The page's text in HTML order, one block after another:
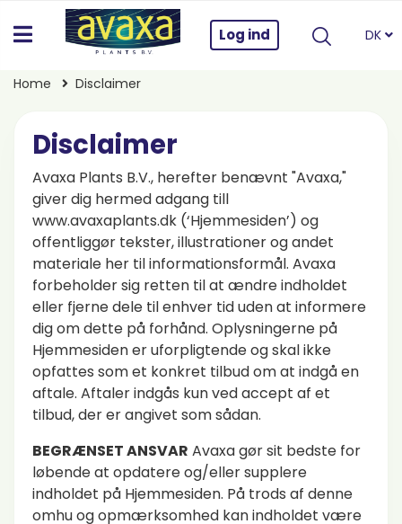
Log ind DK
Home Disclaimer
Disclaimer
Avaxa Plants B.V., herefter benævnt "Avaxa,"
giver dig hermed adgang till
www.avaxaplants.dk (‘Hjemmesiden’) og
offentliggør tekster, illustrationer og andet
materiale her til informationsformål. Avaxa
forbeholder sig retten til at ændre indholdet
eller fjerne dele til enhver tid uden at informere
dig om dette på forhånd. Oplysningerne på
Hjemmesiden er uforpligtende og skal ikke
opfattes som et konkret tilbud om at indgå en
aftale. Aftaler indgås kun ved accept af et
tilbud, der er angivet som sådan.
BEGRÆNSET ANSVAR Avaxa gør sit bedste for
løbende at opdatere og/eller supplere
indholdet på Hjemmesiden. På trods af denne
omhu og opmærksomhed kan indholdet være